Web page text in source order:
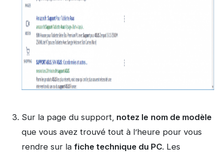
Sur la page du support, notez le nom de modèle
que vous avez trouvé tout à l’heure pour vous
rendre sur la fiche technique du PC. Les